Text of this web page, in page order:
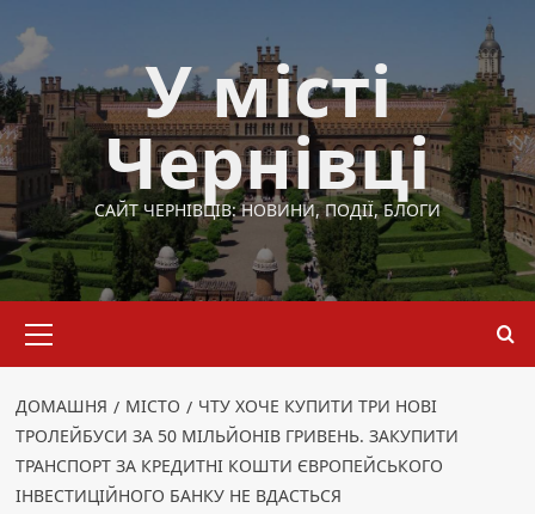
до
вмісту
У місті
Чернівці
САЙТ ЧЕРНІВЦІВ: НОВИНИ, ПОДІЇ, БЛОГИ
меню
ДОМАШНЯ МІСТО
ЧТУ ХОЧЕ КУПИТИ ТРИ НОВІ
ТРОЛЕЙБУСИ ЗА 50 МІЛЬЙОНІВ ГРИВЕНЬ. ЗАКУПИТИ
ТРАНСПОРТ ЗА КРЕДИТНІ КОШТИ ЄВРОПЕЙСЬКОГО
ІНВЕСТИЦІЙНОГО БАНКУ НЕ ВДАСТЬСЯ